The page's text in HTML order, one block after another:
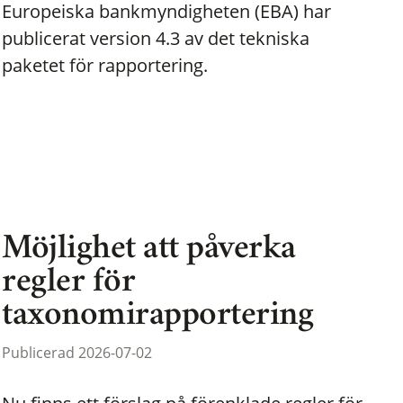
Europeiska bankmyndigheten (EBA) har
publicerat version 4.3 av det tekniska
paketet för rapportering.
Möjlighet att påverka
regler för
taxonomirapportering
Publicerad 2026-07-02